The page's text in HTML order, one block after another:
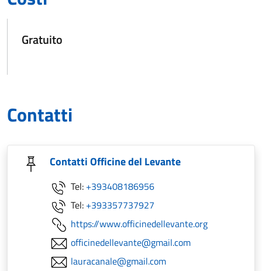
Gratuito
Contatti
Contatti Officine del Levante
Tel: +393408186956
Tel: +393357737927
https://www.officinedellevante.org
officinedellevante@gmail.com
lauracanale@gmail.com